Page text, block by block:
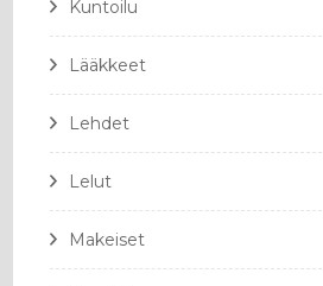
Kuntoilu
Lääkkeet
Lehdet
Lelut
Makeiset